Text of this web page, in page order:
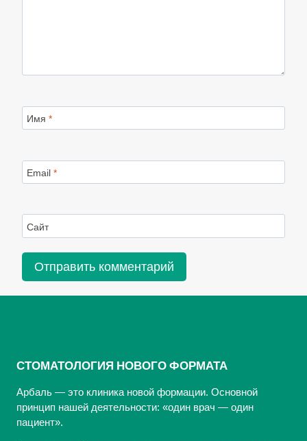
Имя *
Email *
Сайт
СТОМАТОЛОГИЯ НОВОГО ФОРМАТА
Арбаль — это клиника новой формации. Основной
принцип нашей деятельности: «один врач — один
пациент».